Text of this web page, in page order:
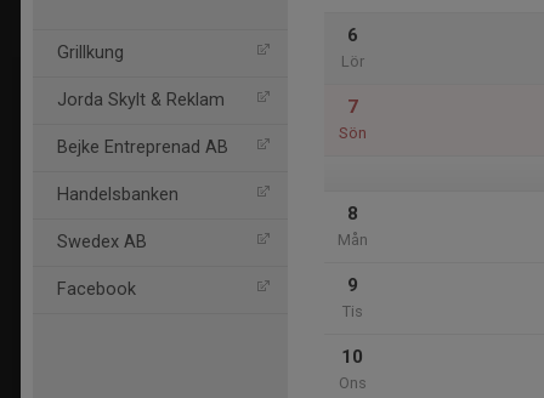
Grillkung
Jorda Skylt & Reklam
Bejke Entreprenad AB
Handelsbanken
Swedex AB
Facebook
6
Lör
7
Sön
8
Mån
9
Tis
10
Ons